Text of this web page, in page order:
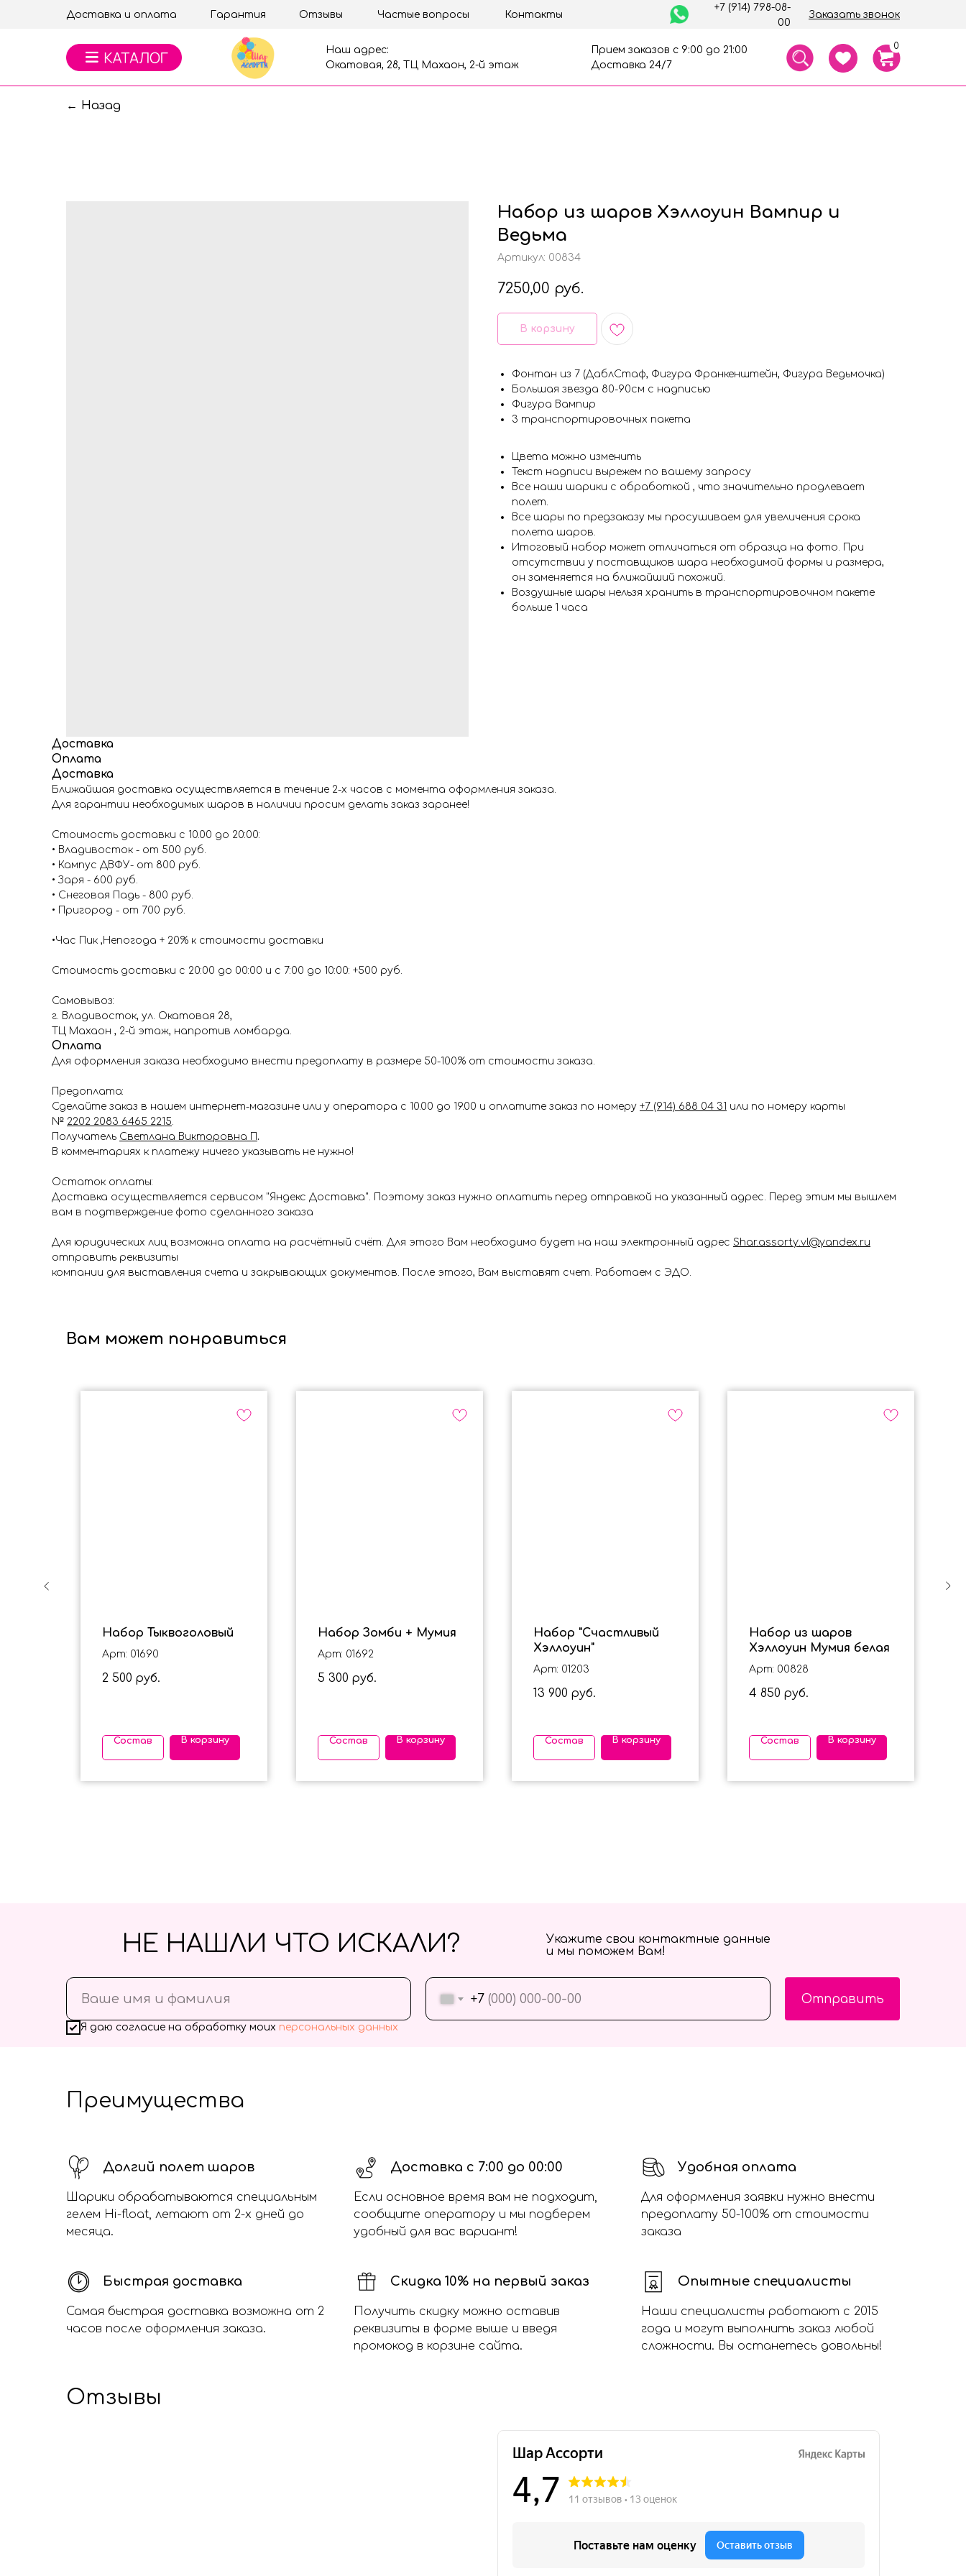
Заказать звонок
+7 (914) 798-08-
00
Доставка и оплата Гарантия Отзывы Частые вопросы Контакты
Прием заказов с 9:00 до 21:00
Доставка 24/7
Наш адрес:
Окатовая, 28, ТЦ Махаон, 2-й этаж
0
← Назад
Набор из шаров Хэллоуин Вампир и
Ведьма
Артикул: 00834
7250,00 руб.
В корзину
Фонтан из 7 (ДаблСтаф, Фигура Франкенштейн, Фигура Ведьмочка)
Большая звезда 80-90см с надписью
Фигура Вампир
3 транспортировочных пакета
Цвета можно изменить
Текст надписи вырежем по вашему запросу
Все наши шарики с обработкой , что значительно продлевает
полет.
Все шары по предзаказу мы просушиваем для увеличения срока
полета шаров.
Итоговый набор может отличаться от образца на фото. При
отсутствии у поставщиков шара необходимой формы и размера,
он заменяется на ближайший похожий.
Воздушные шары нельзя хранить в транспортировочном пакете
больше 1 часа
Доставка
Оплата
Доставка
Ближайшая доставка осуществляется в течение 2-х часов с момента оформления заказа.
Для гарантии необходимых шаров в наличии просим делать заказ заранее!
Стоимость доставки с 10.00 до 20:00:
• Владивосток - от 500 руб.
• Кампус ДВФУ- от 800 руб.
• Заря - 600 руб.
• Снеговая Падь - 800 руб.
• Пригород - от 700 руб.
•Час Пик ,Непогода + 20% к стоимости доставки
Стоимость доставки с 20:00 до 00:00 и с 7:00 до 10:00: +500 руб.
Самовывоз:
г. Владивосток, ул. Окатовая 28,
ТЦ Махаон , 2-й этаж, напротив ломбарда.
Оплата
Для оформления заказа необходимо внести предоплату в размере 50-100% от стоимости заказа.
Предоплата:
Сделайте заказ в нашем интернет-магазине или у оператора с 10.00 до 19.00 и оплатите заказ по номеру +7 (914) 688 04 31 или по номеру карты
№ 2202 2083 6465 2215.
Получатель Светлана Викторовна П.
В комментариях к платежу ничего указывать не нужно!
Остаток оплаты:
Доставка осуществляется сервисом "Яндекс Доставка". Поэтому заказ нужно оплатить перед отправкой на указанный адрес. Перед этим мы вышлем
вам в подтверждение фото сделанного заказа
Для юридических лиц возможна оплата на расчётный счёт. Для этого Вам необходимо будет на наш электронный адрес Shar.assorty.vl@yandex.ru
отправить реквизиты
компании для выставления счета и закрывающих документов. После этого, Вам выставят счет. Работаем с ЭДО.
Вам может понравиться
Набор Тыквоголовый
Арт: 01690
2 500 руб.
Состав В корзину
Набор Зомби + Мумия
Арт: 01692
5 300 руб.
Состав В корзину
Набор "Счастливый
Хэллоуин"
Арт: 01203
13 900 руб.
Состав В корзину
Набор из шаров
Хэллоуин Мумия белая
Арт: 00828
4 850 руб.
Состав В корзину
+7
Я даю согласие на обработку моих персональных данных
Отправить
НЕ НАШЛИ ЧТО ИСКАЛИ?
Укажите свои контактные данные
и мы поможем Вам!
Преимущества
Долгий полет шаров
Шарики обрабатываются специальным
гелем Hi-float, летают от 2-х дней до
месяца.
Доставка с 7:00 до 00:00
Если основное время вам не подходит,
сообщите оператору и мы подберем
удобный для вас вариант!
Удобная оплата
Для оформления заявки нужно внести
предоплату 50-100% от стоимости
заказа
Быстрая доставка
Самая быстрая доставка возможна от 2
часов после оформления заказа.
Скидка 10% на первый заказ
Получить скидку можно оставив
реквизиты в форме выше и введя
промокод в корзине сайта.
Опытные специалисты
Наши специалисты работают с 2015
года и могут выполнить заказ любой
сложности. Вы останетесь довольны!
Отзывы